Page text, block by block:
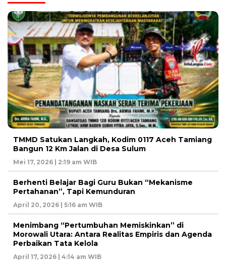
TMMD Satukan Langkah, Kodim 0117 Aceh Tamiang
Bangun 12 Km Jalan di Desa Sulum
Mei 17, 2026 | 2:19 am WIB
Berhenti Belajar Bagi Guru Bukan “Mekanisme
Pertahanan”, Tapi Kemunduran
April 20, 2026 | 5:16 am WIB
Menimbang “Pertumbuhan Memiskinkan” di
Morowali Utara: Antara Realitas Empiris dan Agenda
Perbaikan Tata Kelola
April 17, 2026 | 4:14 am WIB